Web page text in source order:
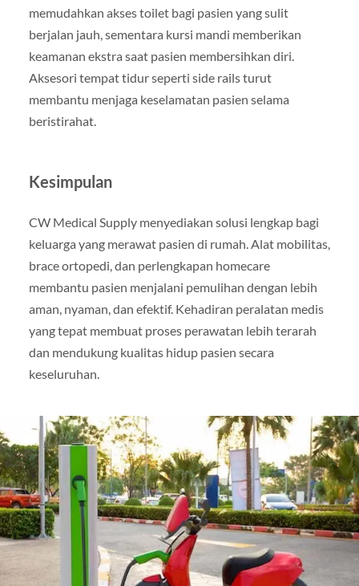
memudahkan akses toilet bagi pasien yang sulit
berjalan jauh, sementara kursi mandi memberikan
keamanan ekstra saat pasien membersihkan diri.
Aksesori tempat tidur seperti side rails turut
membantu menjaga keselamatan pasien selama
beristirahat.
Kesimpulan
CW Medical Supply menyediakan solusi lengkap bagi
keluarga yang merawat pasien di rumah. Alat mobilitas,
brace ortopedi, dan perlengkapan homecare
membantu pasien menjalani pemulihan dengan lebih
aman, nyaman, dan efektif. Kehadiran peralatan medis
yang tepat membuat proses perawatan lebih terarah
dan mendukung kualitas hidup pasien secara
keseluruhan.